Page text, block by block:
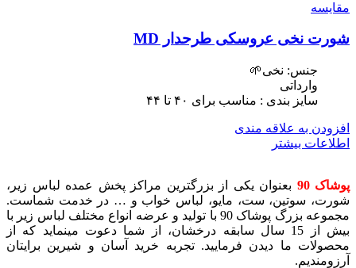
مقایسه
شورت نخی عروسکی طرحدار MD
جنس: نخی🌱
وارداتی
سایز بندی : مناسب برای ۴٠ تا ۴۴
افزودن به علاقه مندی
اطلاعات بیشتر
پوشاک 90
بعنوان یکی از بزرگترین مراکز پخش عمده لباس زیر،
شورت، سوتین، ست، مایو، لباس خواب و … در خدمت شماست.
مجموعه بزرگ پوشاک 90 با تولید و عرضه انواع مختلف لباس زیر با
بیش از 15 سال سابقه درخشان، از شما دعوت مینماید که از
محصولات ما دیدن فرمایید. تجربه خرید آسان و شیرین برایتان
آرزومندیم.